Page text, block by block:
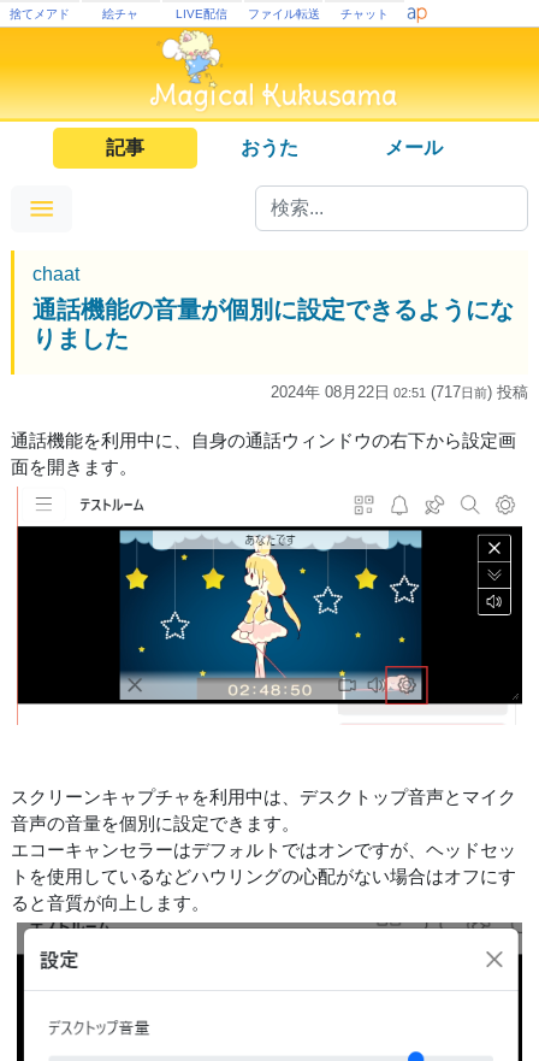
捨てメアド 絵チャ LIVE配信 ファイル転送 チャット
記事 おうた メール
chaat
通話機能の音量が個別に設定できるようにな
りました
2024年 08月22日 02:51 (717日前) 投稿
通話機能を利用中に、自身の通話ウィンドウの右下から設定画
面を開きます。
スクリーンキャプチャを利用中は、デスクトップ音声とマイク
音声の音量を個別に設定できます。
エコーキャンセラーはデフォルトではオンですが、ヘッドセッ
トを使用しているなどハウリングの心配がない場合はオフにす
ると音質が向上します。